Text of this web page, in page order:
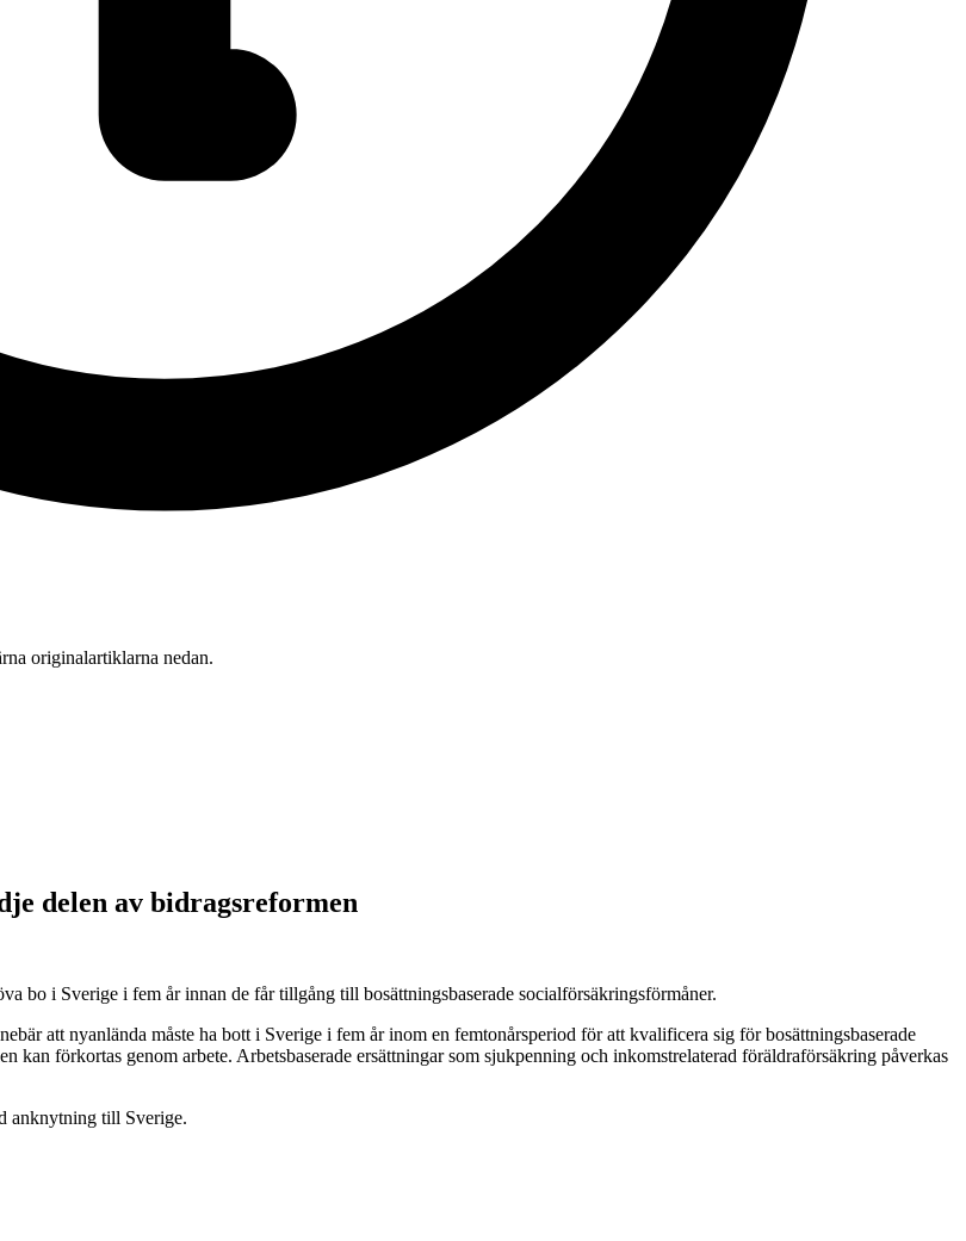
originalartiklarna nedan.
delen av bidragsreformen
bo i Sverige i fem år innan de får tillgång till bosättningsbaserade socialförsäkringsförmåner.
att nyanlända måste ha bott i Sverige i fem år inom en femtonårsperiod för att kvalificera sig för bosättningsbaserade
förkortas genom arbete. Arbetsbaserade ersättningar som sjukpenning och inkomstrelaterad föräldraförsäkring påverkas
anknytning till Sverige.